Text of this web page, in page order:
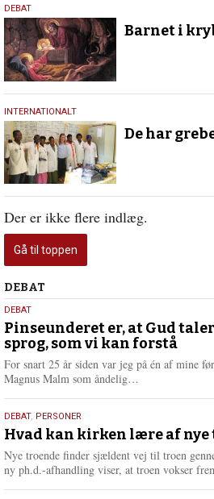
21.
december
2023
DEBAT
Barnet i
16.
oktober
2021
INTERNATIONALT
De har
Der er ikke flere indlæg.
Gå til toppen
Debat
DEBAT
5.
august
2026
DEBAT
Pinseunderet er, at Gud
sprog, som vi kan forstå
For snart 25 år siden var jeg på én af mine
Magnus Malm som åndelig…
e
r
e
25.
juli
2026
DEBAT, PERSONER
Hvad kan kirken lære af nye
Nye troende finder sjældent vej til troen
ny ph.d.-afhandling viser, at troen vokser